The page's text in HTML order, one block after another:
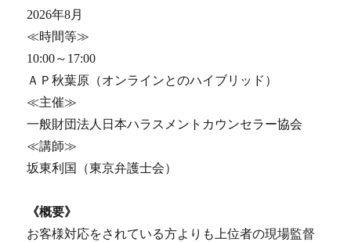
2026年8月
≪時間等≫
10:00～17:00
ＡＰ秋葉原（オンラインとのハイブリッド）
≪主催≫
一般財団法人日本ハラスメントカウンセラー協会
≪講師≫
坂東利国（東京弁護士会）
《概要》
お客様対応をされている方よりも上位者の現場監督